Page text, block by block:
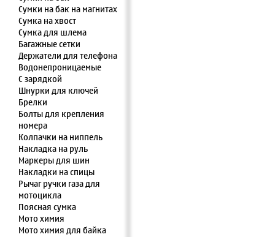
Сумки на бак на магнитах
Сумка на хвост
Сумка для шлема
Багажные сетки
Держатели для телефона
Водонепроницаемые
С зарядкой
Шнурки для ключей
Брелки
Болты для крепления
номера
Колпачки на ниппель
Накладка на руль
Маркеры для шин
Накладки на спицы
Рычаг ручки газа для
мотоцикла
Поясная сумка
Мото химия
Мото химия для байка